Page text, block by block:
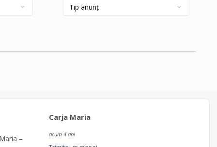
–
Carja Maria
acum 4 ani